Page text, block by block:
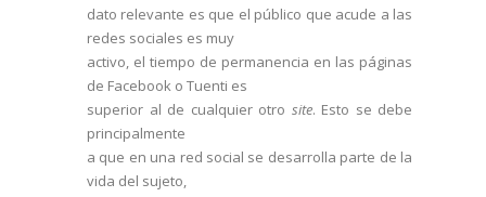
dato relevante es que el público que acude a las
redes sociales es muy
activo, el tiempo de permanencia en las páginas
de Facebook o Tuenti es
superior al de cualquier otro site. Esto se debe
principalmente
a que en una red social se desarrolla parte de la
vida del sujeto,